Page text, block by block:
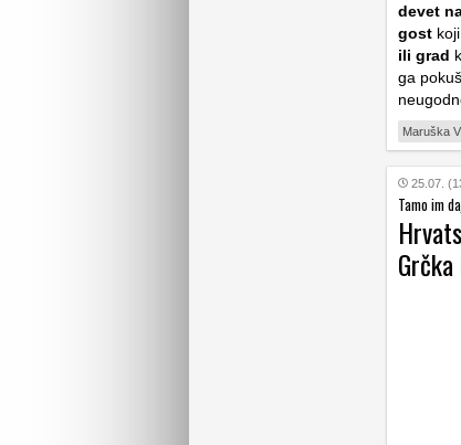
devet
gost
ili grad
ga
Maruška
25.07.
Tamo im